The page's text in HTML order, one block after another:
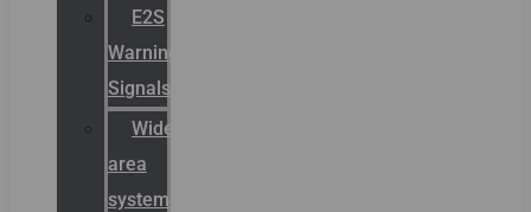
E2S
Warning
Signals
Wide
area
systemen